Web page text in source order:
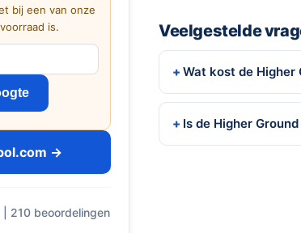
bij een van onze
is.
→
| 210 beoordelingen
Veelgestelde
Wat kost de Higher
Is de Higher